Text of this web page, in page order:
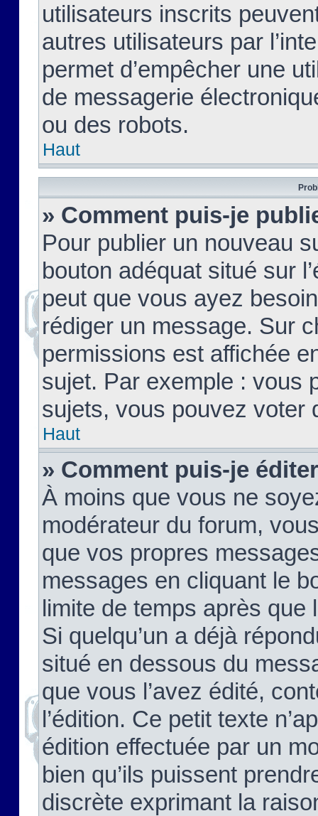
utilisateurs inscrits
autres utilisateurs par
permet d’empêcher une
de messagerie
ou des robots.
Haut
» Comment puis-je
Pour publier un nouveau
bouton adéquat situé sur
peut que vous ayez
rédiger un message. Sur
permissions est affichée
sujet. Par exemple : vous
sujets, vous pouvez voter
Haut
» Comment puis-je
À moins que vous ne
modérateur du forum,
que vos propres
messages en cliquant le
limite de temps après que
Si quelqu’un a déjà
situé en dessous du
que vous l’avez édité,
l’édition. Ce petit texte
édition effectuée par un
bien qu’ils puissent
discrète exprimant la